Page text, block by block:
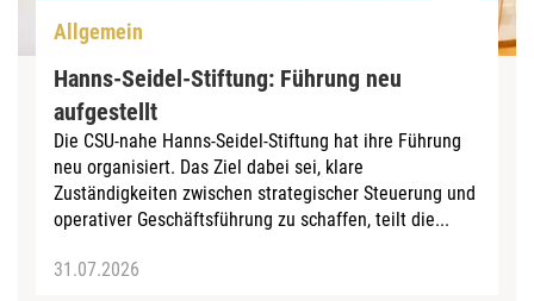
Allgemein
Hanns-Seidel-Stiftung: Führung neu
aufgestellt
Die CSU-nahe Hanns-Seidel-Stiftung hat ihre Führung
neu organisiert. Das Ziel dabei sei, klare
Zuständigkeiten zwischen strategischer Steuerung und
operativer Geschäftsführung zu schaffen, teilt die...
31.07.2026